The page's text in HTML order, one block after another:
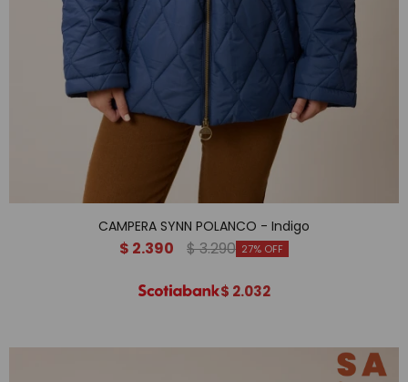
CAMPERA SYNN POLANCO - Indigo
$ 2.390 $3.290 27
$ 2.032